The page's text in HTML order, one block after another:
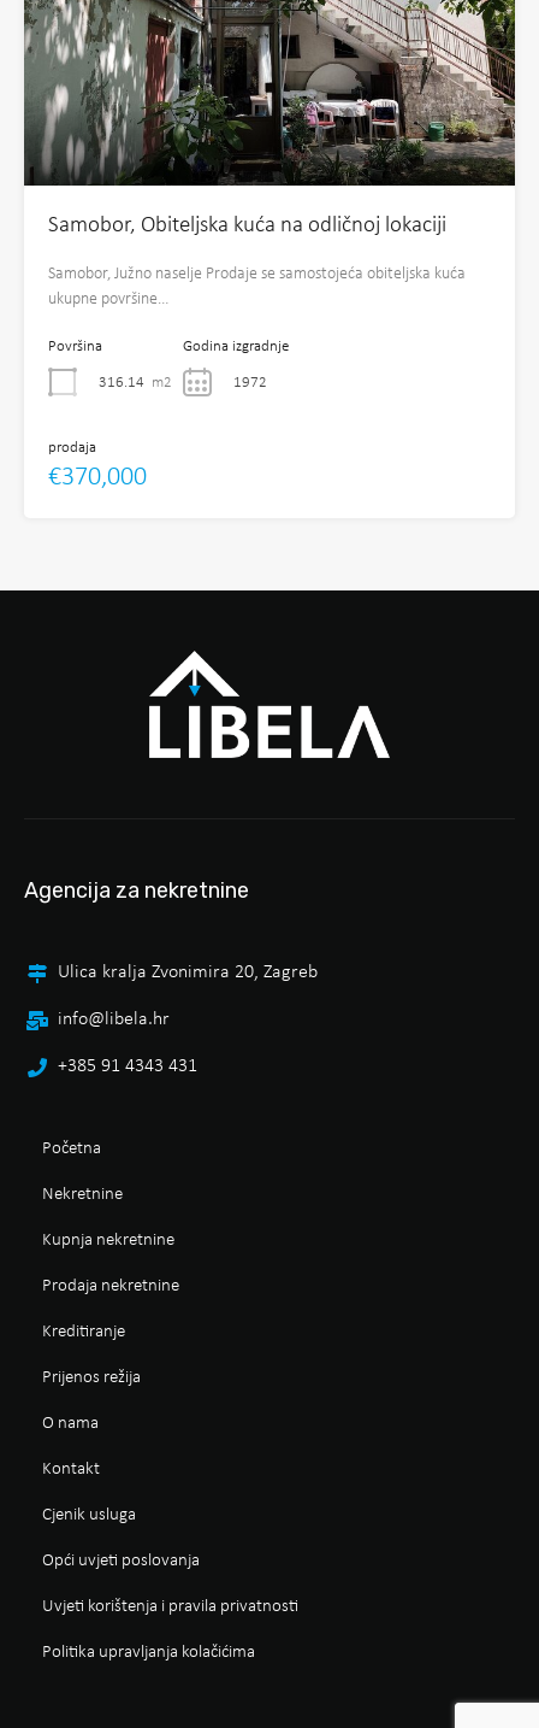
Samobor, Obiteljska kuća na odličnoj lokaciji
Samobor, Južno naselje Prodaje se samostojeća obiteljska kuća
ukupne površine…
Površina
316.14 m2
Godina izgradnje
1972
prodaja
€370,000
Agencija za nekretnine
Ulica kralja Zvonimira 20, Zagreb
info@libela.hr
+385 91 4343 431
Početna
Nekretnine
Kupnja nekretnine
Prodaja nekretnine
Kreditiranje
Prijenos režija
O nama
Kontakt
Cjenik usluga
Opći uvjeti poslovanja
Uvjeti korištenja i pravila privatnosti
Politika upravljanja kolačićima